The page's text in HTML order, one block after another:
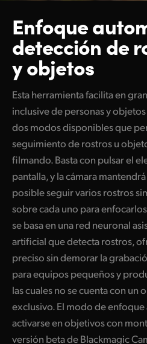
Enfoque
detección de
y objetos
Esta herramienta facilita en
inclusive de personas y
dos modos disponibles que
seguimiento de rostros u
filmando. Basta con pulsar el
pantalla, y la cámara
posible seguir varios rostros
sobre cada uno para
se basa en una red neuronal
artificial que detecta rostros,
preciso sin demorar la
para equipos pequeños y
las cuales no se cuenta con un
exclusivo. El modo de
activarse en objetivos con
versión beta de Blackmagic